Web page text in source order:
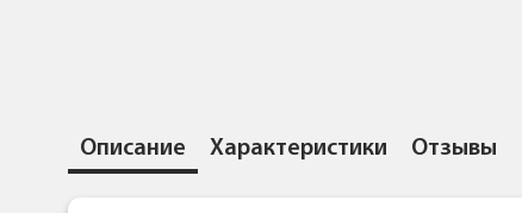
Описание Характеристики Отзывы